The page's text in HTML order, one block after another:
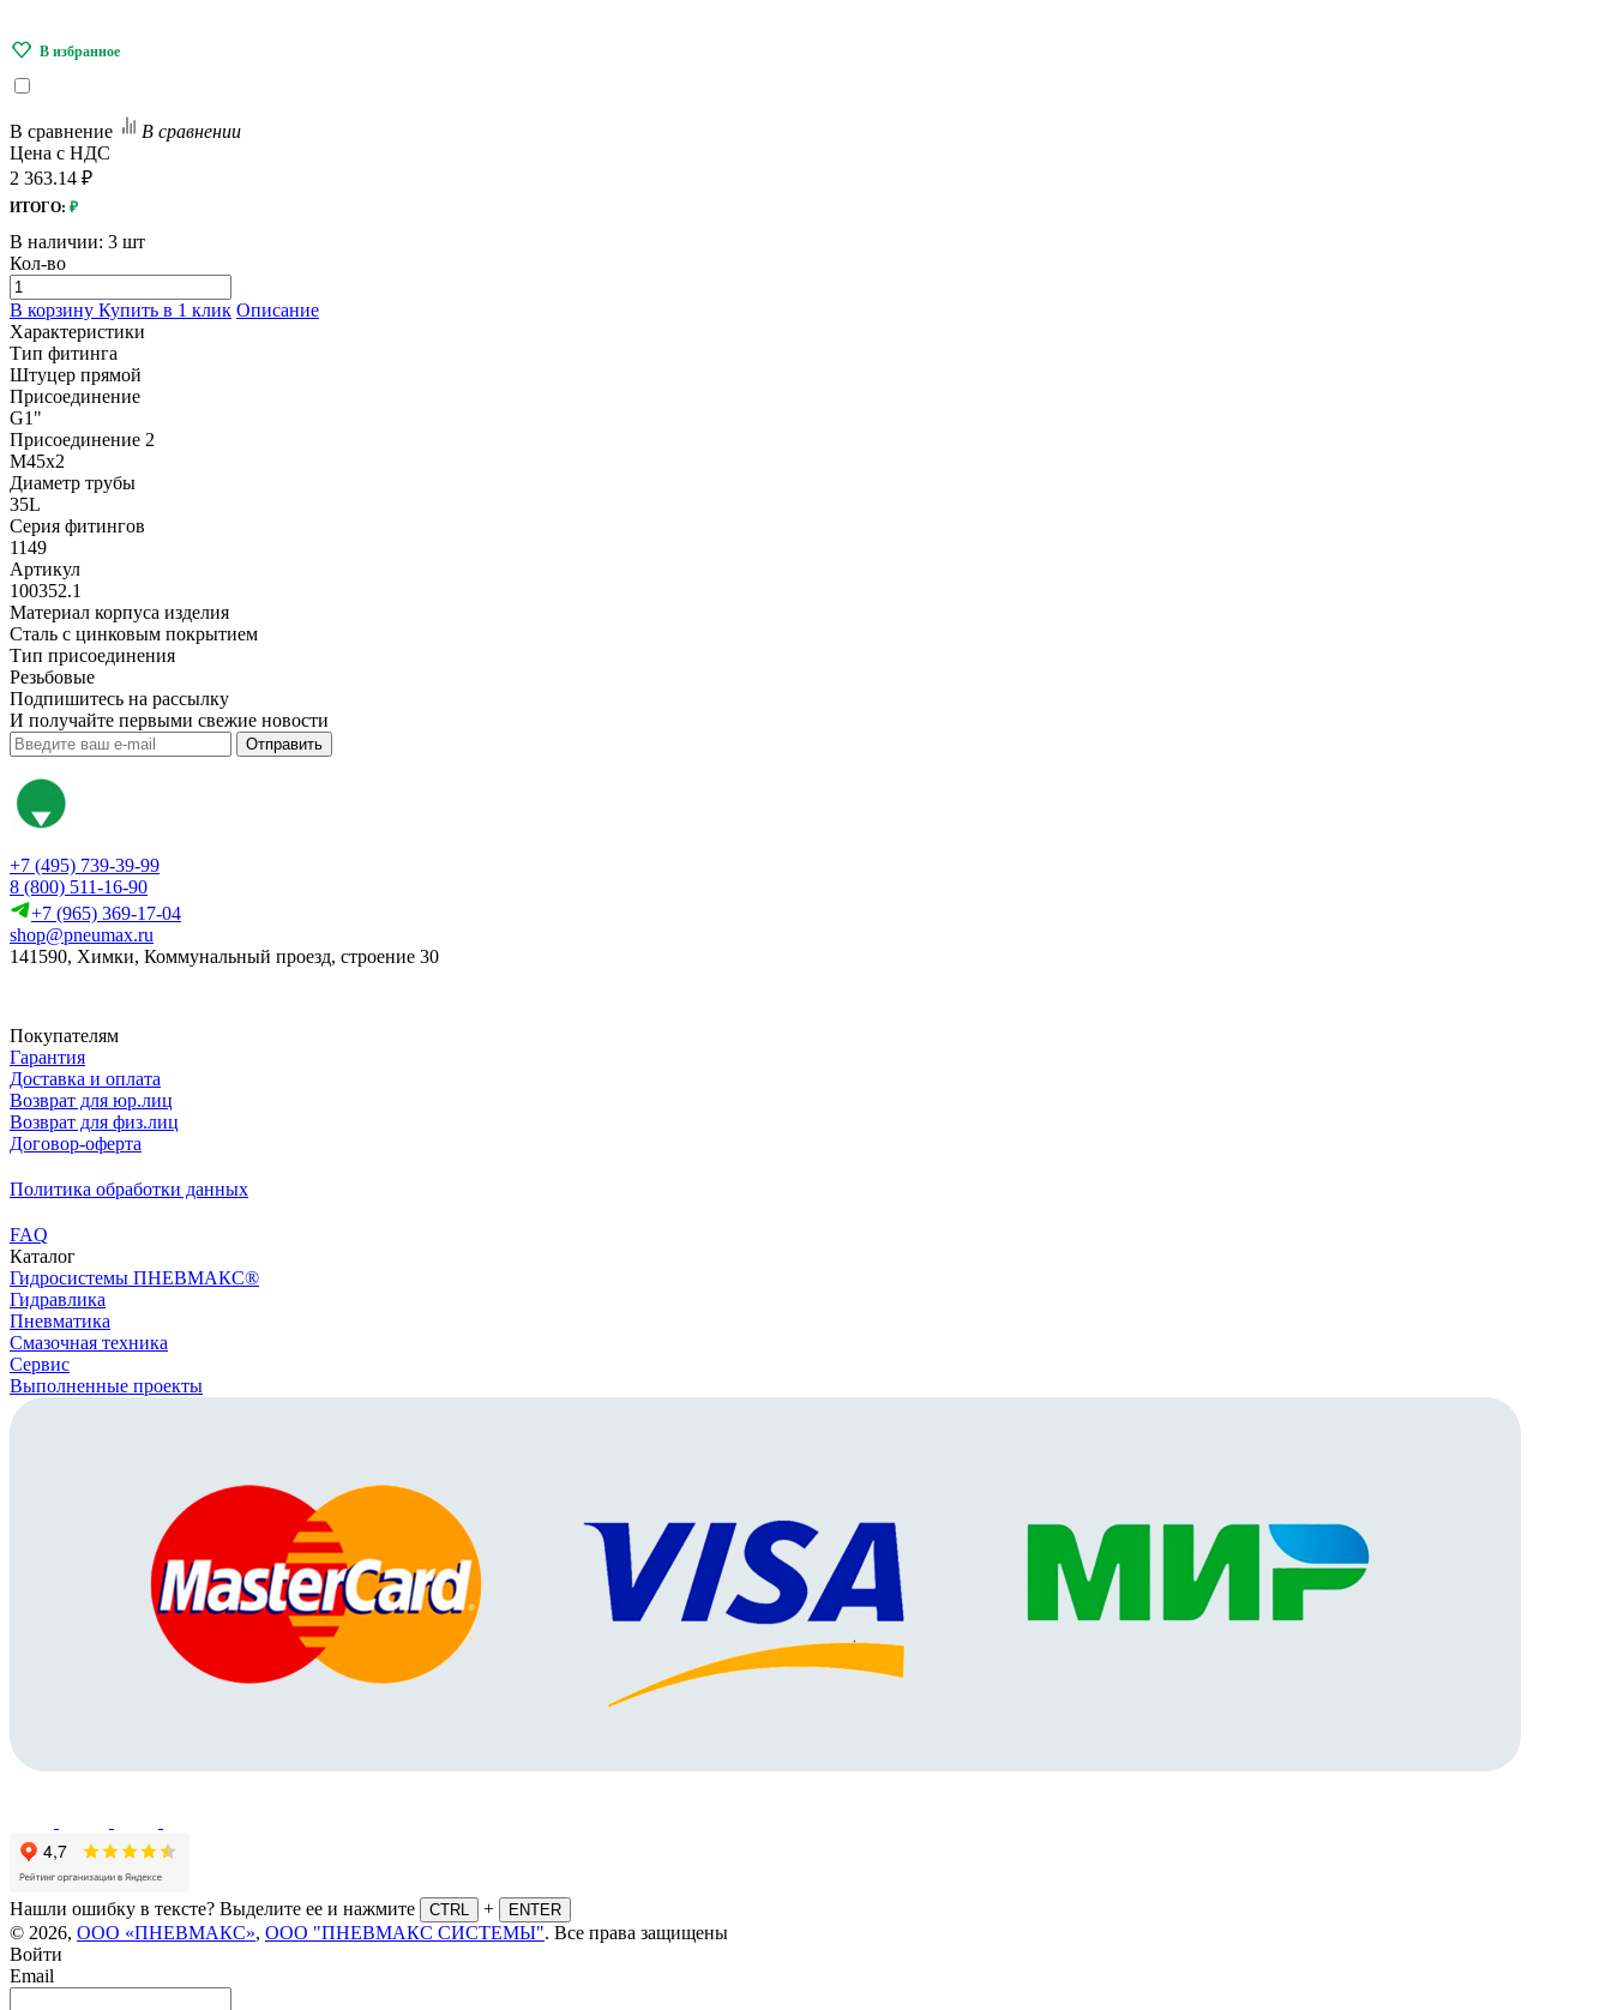
В сравнение
В сравнении
Цена с НДС
2 363.14 ₽
ИТОГО: ₽
В наличии: 3 шт
Кол-во
В корзину Купить в 1 клик Описание
Характеристики
Тип фитинга
Штуцер прямой
Присоединение
G1"
Присоединение 2
M45х2
Диаметр трубы
35L
Серия фитингов
1149
Артикул
100352.1
Материал корпуса изделия
Сталь с цинковым покрытием
Тип присоединения
Резьбовые
Подпишитесь на рассылку
И получайте первыми свежие новости
Отправить
+7 (495) 739-39-99
8 (800) 511-16-90
+7 (965) 369-17-04
shop@pneumax.ru
141590, Химки, Коммунальный проезд, строение 30
Покупателям
Гарантия
Доставка и оплата
Возврат для юр.лиц
Возврат для физ.лиц
Договор-оферта
Политика обработки данных
FAQ
Каталог
Гидросистемы ПНЕВМАКС®
Гидравлика
Пневматика
Смазочная техника
Сервис
Выполненные проекты
Нашли ошибку в тексте? Выделите ее и нажмите CTRL + ENTER
© 2026, ООО «ПНЕВМАКС», ООО "ПНЕВМАКС СИСТЕМЫ". Все права защищены
Войти
Email